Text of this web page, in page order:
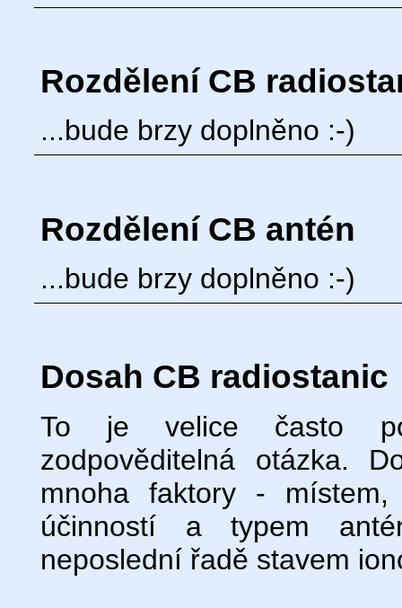
Rozdělení CB
...bude brzy doplněno :-)
Rozdělení CB antén
...bude brzy doplněno :-)
Dosah CB radiostanic
To je velice často
zodpověditelná otázka.
mnoha faktory - místem,
účinností a typem
neposlední řadě stavem